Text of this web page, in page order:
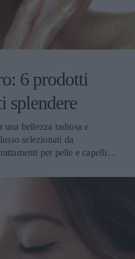
6 prodotti
splendere
una bellezza radiosa e
selezionati da
per pelle e capelli,